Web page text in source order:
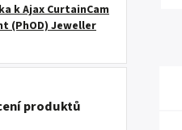
k Ajax CurtainCam
(PhOD) Jeweller
produktů